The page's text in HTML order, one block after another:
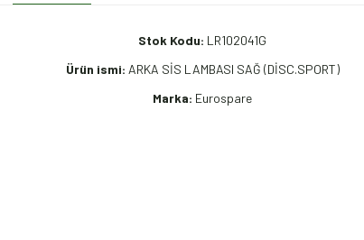
Stok Kodu: LR102041G
Ürün ismi: ARKA SİS LAMBASI SAĞ (DİSC.SPORT)
Marka: Eurospare